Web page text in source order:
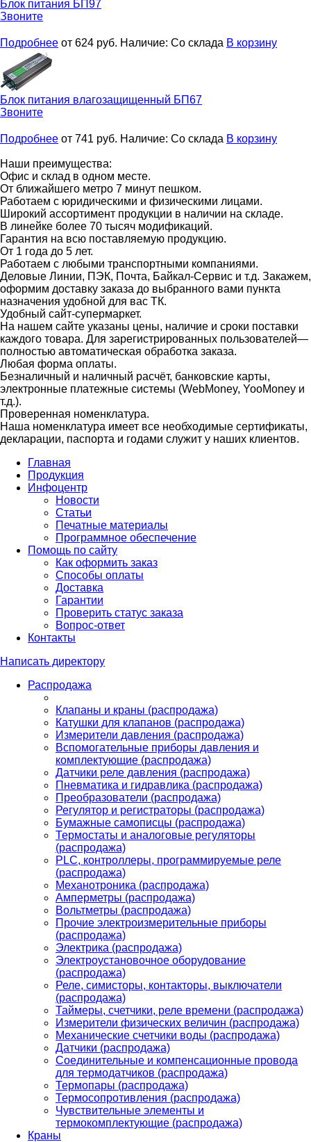
Блок питания БП97
Звоните
Подробнее от 624 руб. Наличие: Со склада В корзину
Блок питания влагозащищенный БП67
Звоните
Подробнее от 741 руб. Наличие: Со склада В корзину
Наши преимущества:
Офис и склад в одном месте.
От ближайшего метро 7 минут пешком.
Работаем с юридическими и физическими лицами.
Широкий ассортимент продукции в наличии на складе.
В линейке более 70 тысяч модификаций.
Гарантия на всю поставляемую продукцию.
От 1 года до 5 лет.
Работаем с любыми транспортными компаниями.
Деловые Линии, ПЭК, Почта, Байкал-Сервис и т.д. Закажем,
оформим доставку заказа до выбранного вами пункта
назначения удобной для вас ТК.
Удобный сайт-супермаркет.
На нашем сайте указаны цены, наличие и сроки поставки
каждого товара. Для зарегистрированных пользователей—
полностью автоматическая обработка заказа.
Любая форма оплаты.
Безналичный и наличный расчёт, банковские карты,
электронные платежные системы (WebMoney, YooMoney и
т.д.).
Проверенная номенклатура.
Наша номенклатура имеет все необходимые сертификаты,
декларации, паспорта и годами служит у наших клиентов.
Главная
Продукция
Инфоцентр
Новости
Статьи
Печатные материалы
Программное обеспечение
Помощь по сайту
Как оформить заказ
Способы оплаты
Доставка
Гарантии
Проверить статус заказа
Вопрос-ответ
Контакты
Написать директору
Распродажа
Клапаны и краны (распродажа)
Катушки для клапанов (распродажа)
Измерители давления (распродажа)
Вспомогательные приборы давления и
комплектующие (распродажа)
Датчики реле давления (распродажа)
Пневматика и гидравлика (распродажа)
Преобразователи (распродажа)
Регулятор и регистраторы (распродажа)
Бумажные самописцы (распродажа)
Термостаты и аналоговые регуляторы
(распродажа)
PLС, контроллеры, программируемые реле
(распродажа)
Механотроника (распродажа)
Амперметры (распродажа)
Вольтметры (распродажа)
Прочие электроизмерительные приборы
(распродажа)
Электрика (распродажа)
Электроустановочное оборудование
(распродажа)
Реле, симисторы, контакторы, выключатели
(распродажа)
Таймеры, счетчики, реле времени (распродажа)
Измерители физических величин (распродажа)
Механические счетчики воды (распродажа)
Датчики (распродажа)
Соединительные и компенсационные провода
для термодатчиков (распродажа)
Термопары (распродажа)
Термосопротивления (распродажа)
Чувствительные элементы и
термокомплектующие (распродажа)
Краны